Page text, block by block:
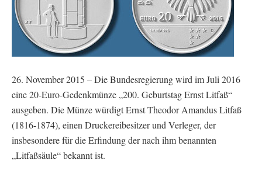
26. November 2015 – Die Bundesregierung wird im Juli 2016
eine 20-Euro-Gedenkmünze „200. Geburtstag Ernst Litfaß“
ausgeben. Die Münze würdigt Ernst Theodor Amandus Litfaß
(1816-1874), einen Druckereibesitzer und Verleger, der
insbesondere für die Erfindung der nach ihm benannten
„Litfaßsäule“ bekannt ist.